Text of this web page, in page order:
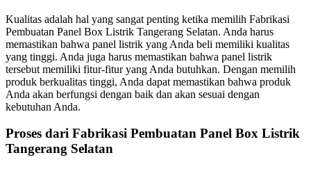
Kualitas adalah hal yang sangat penting ketika memilih Fabrikasi
Pembuatan Panel Box Listrik Tangerang Selatan. Anda harus
memastikan bahwa panel listrik yang Anda beli memiliki kualitas
yang tinggi. Anda juga harus memastikan bahwa panel listrik
tersebut memiliki fitur-fitur yang Anda butuhkan. Dengan memilih
produk berkualitas tinggi, Anda dapat memastikan bahwa produk
Anda akan berfungsi dengan baik dan akan sesuai dengan
kebutuhan Anda.
Proses dari Fabrikasi Pembuatan Panel Box Listrik
Tangerang Selatan